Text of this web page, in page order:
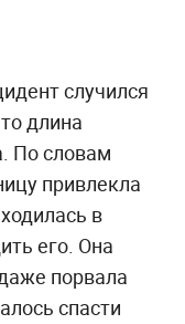
случился
длина
По словам
привлекла
в
его. Она
порвала
спасти